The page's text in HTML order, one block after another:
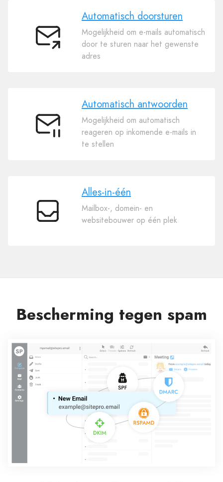
Automatisch
doorsturen
Automatisch doorsturen
Mogelijkheid om e-mails automatisch
door te sturen naar het gewenste
adres
Automatisch
antwoorden
Automatisch antwoorden
Mogelijkheid om automatisch
reageren op inkomende e-mails in
te stellen
Alles-
Alles-in-één
Mailbox-, domein- en
websitebouwer op één plek
Bescherming tegen spam